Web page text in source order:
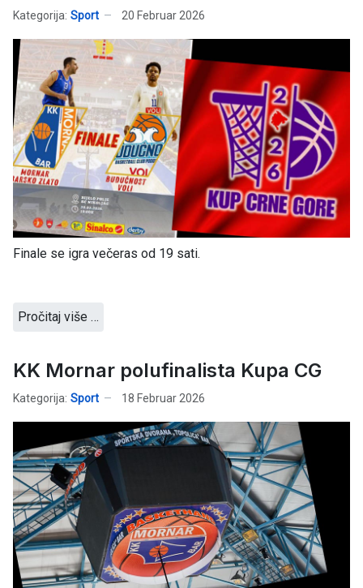
Kategorija: Sport 20 Februar 2026
Finale se igra večeras od 19 sati.
Pročitaj više …
KK Mornar polufinalista Kupa CG
Kategorija: Sport 18 Februar 2026